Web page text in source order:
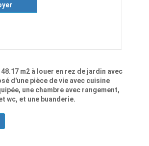
m2 à louer en rez de jardin avec
d'une pièce de vie avec cuisine
une chambre avec rangement,
wc, et une buanderie.